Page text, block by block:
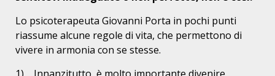
Lo psicoterapeuta Giovanni Porta in pochi punti
riassume alcune regole di vita, che permettono di
vivere in armonia con se stesse.